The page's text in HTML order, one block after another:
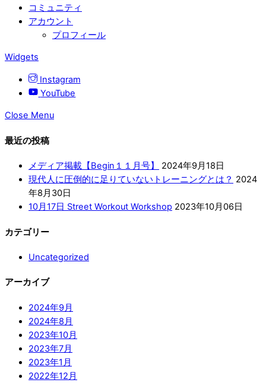
コミュニティ
アカウント
プロフィール
Widgets
Instagram
YouTube
Close Menu
最近の投稿
メディア掲載【Begin１１月号】
2024年9月18日
現代人に圧倒的に足りていないトレーニングとは？ 2024
年8月30日
10月17日 Street Workout Workshop 2023年10月06日
カテゴリー
Uncategorized
アーカイブ
2024年9月
2024年8月
2023年10月
2023年7月
2023年1月
2022年12月